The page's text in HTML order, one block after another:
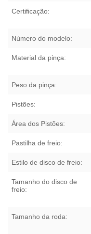
Certificação:
Número do modelo:
Material da pinça:
Peso da pinça:
Pistões:
Área dos Pistões:
Pastilha de freio:
Estilo de disco de freio:
Tamanho do disco de
freio:
Tamanho da roda: